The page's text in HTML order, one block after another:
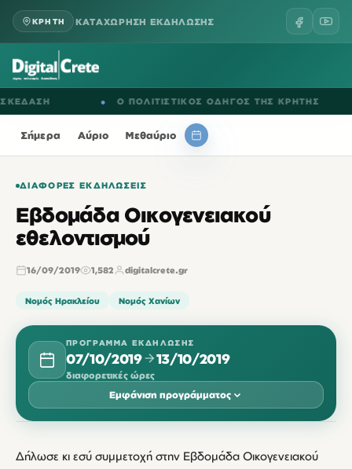
ΚΡΗΤΗ ΚΑΤΑΧΩΡΗΣΗ ΕΚΔΗΛΩΣΗΣ
Ο ΠΟΛΙΤΙΣΤΙΚΟΣ ΟΔΗΓΟΣ ΤΗΣ ΚΡΗΤΗΣ
Σήμερα Αύριο Μεθαύριο
ΔΙΆΦΟΡΕΣ ΕΚΔΗΛΏΣΕΙΣ
Εβδομάδα Οικογενειακού
εθελοντισμού
16/09/2019 1,582 digitalcrete.gr
Νομός Ηρακλείου Νομός Χανίων
ΠΡΌΓΡΑΜΜΑ ΕΚΔΉΛΩΣΗΣ
07/10/2019 13/10/2019
διαφορετικές ώρες
Εμφάνιση προγράμματος
Δήλωσε κι εσύ συμμετοχή στην Εβδομάδα Οικογενειακού